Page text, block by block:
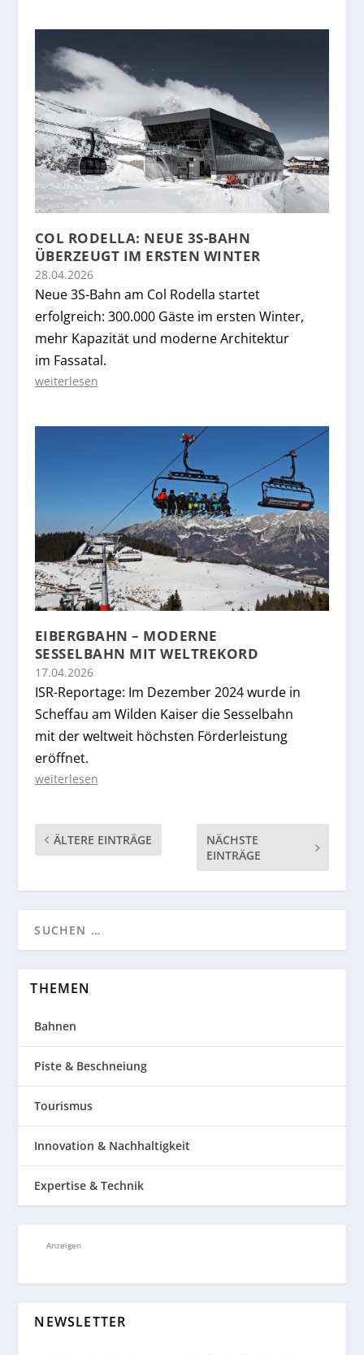
COL RODELLA: NEUE 3S-BAHN
ÜBERZEUGT IM ERSTEN WINTER
28.04.2026
Neue 3S-Bahn am Col Rodella startet
erfolgreich: 300.000 Gäste im ersten Winter,
mehr Kapazität und moderne Architektur
im Fassatal.
weiterlesen
EIBERGBAHN – MODERNE
SESSELBAHN MIT WELTREKORD
17.04.2026
ISR-Reportage: Im Dezember 2024 wurde in
Scheffau am Wilden Kaiser die Sesselbahn
mit der weltweit höchsten Förderleistung
eröffnet.
weiterlesen
ÄLTERE EINTRÄGE
NÄCHSTE
EINTRÄGE
THEMEN
Bahnen
Piste & Beschneiung
Tourismus
Innovation & Nachhaltigkeit
Expertise & Technik
Anzeigen
NEWSLETTER